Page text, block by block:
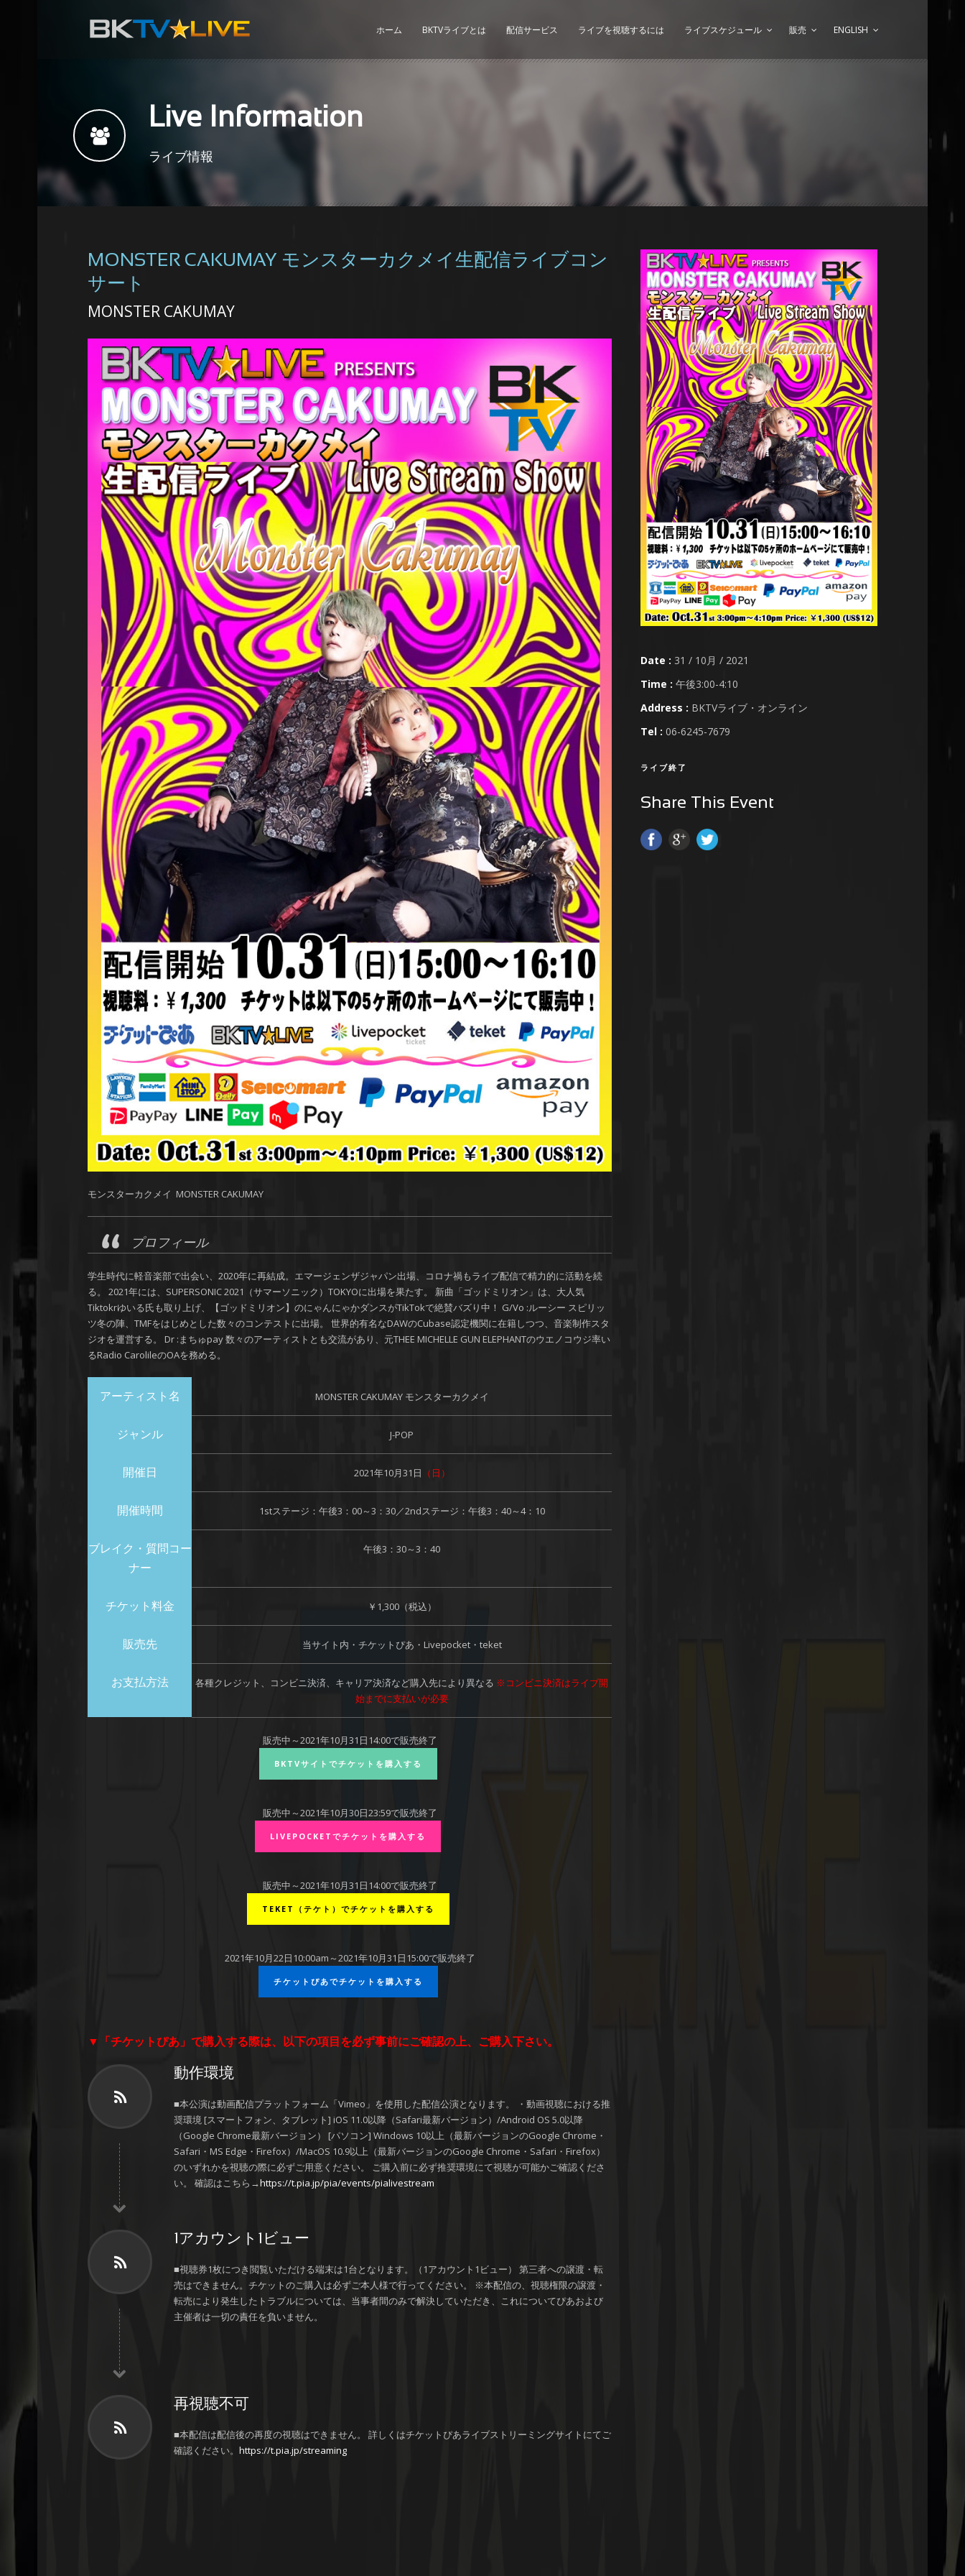
ホーム BKTVライブとは 配信サービス ライブを視聴するには ライブスケジュール 販売 ENGLISH
Live Information
ライブ情報
Date : 31 / 10月 / 2021
Time : 午後3:00-4:10
Address : BKTVライブ・オンライン
Tel : 06-6245-7679
ライブ終了
Share This Event
MONSTER CAKUMAY モンスターカクメイ生配信ライブコン
サート
MONSTER CAKUMAY
モンスターカクメイ MONSTER CAKUMAY
プロフィール
学生時代に軽音楽部で出会い、2020年に再結成。エマージェンザジャパン出場、コロナ禍もライブ配信で精力的に活動を続
る。 2021年には、SUPERSONIC 2021（サマーソニック）TOKYOに出場を果たす。 新曲「ゴッドミリオン」は、大人気
Tiktokrゆいる氏も取り上げ、【ゴッドミリオン】のにゃんにゃかダンスがTikTokで絶賛バズり中！ G/Vo :ルーシー スピリッ
ツ冬の陣、TMFをはじめとした数々のコンテストに出場。 世界的有名なDAWのCubase認定機関に在籍しつつ、音楽制作スタ
ジオを運営する。 Dr :まちゅpay 数々のアーティストとも交流があり、元THEE MICHELLE GUN ELEPHANTのウエノコウジ率い
るRadio CarolileのOAを務める。
アーティスト名 MONSTER CAKUMAY モンスターカクメイ
ジャンル J-POP
開催日 2021年10月31日 （日）
開催時間 1stステージ：午後3：00～3：30／2ndステージ：午後3：40～4：10
ブレイク・質問コー
ナー
午後3：30～3：40
チケット料金 ￥1,300（税込）
販売先 当サイト内・チケットぴあ・Livepocket・teket
お支払方法 各種クレジット、コンビニ決済、キャリア決済など購入先により異なる ※コンビニ決済はライブ開
始までに支払いが必要
販売中～2021年10月31日14:00で販売終了
BKTVサイトでチケットを購入する
販売中～2021年10月30日23:59で販売終了
LIVEPOCKETでチケットを購入する
販売中～2021年10月31日14:00で販売終了
TEKET（テケト）でチケットを購入する
2021年10月22日10:00am～2021年10月31日15:00で販売終了
チケットぴあでチケットを購入する
▼「チケットぴあ」 で購入する際は、以下の項目を必ず事前にご確認の上、ご購入下さい。
動作環境
■本公演は動画配信プラットフォーム「Vimeo」を使用した配信公演となります。 ・動画視聴における推
奨環境 [スマートフォン、タブレット] iOS 11.0以降（Safari最新バージョン）/Android OS 5.0以降
（Google Chrome最新バージョン） [パソコン] Windows 10以上（最新バージョンのGoogle Chrome・
Safari・MS Edge・Firefox）/MacOS 10.9以上（最新バージョンのGoogle Chrome・Safari・Firefox）
のいずれかを視聴の際に必ずご用意ください。 ご購入前に必ず推奨環境にて視聴が可能かご確認くださ
い。 確認はこちら→https://t.pia.jp/pia/events/pialivestream
1アカウント1ビュー
■視聴券1枚につき閲覧いただける端末は1台となります。（1アカウント1ビュー） 第三者への譲渡・転
売はできません。チケットのご購入は必ずご本人様で行ってください。 ※本配信の、視聴権限の譲渡・
転売により発生したトラブルについては、当事者間のみで解決していただき、これについてぴあおよび
主催者は一切の責任を負いません。
再視聴不可
■本配信は配信後の再度の視聴はできません。 詳しくはチケットぴあライブストリーミングサイトにてご
確認ください。 https://t.pia.jp/streaming